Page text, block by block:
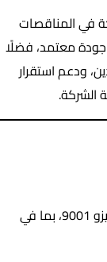
في المناقصات
جودة معتمد، فضلًا
ودعم استقرار
الشركة.
يمكن لجميع المؤسسات الحصول على شهادة الأيزو 9001، بما في